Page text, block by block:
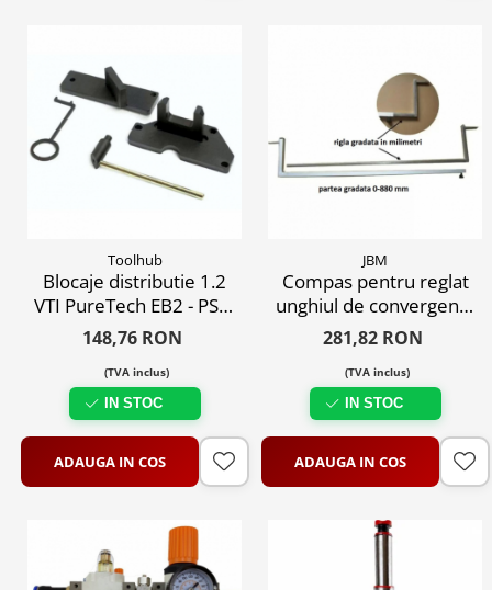
Toolhub
Blocaje distributie 1.2
VTI PureTech EB2 - PSA,
Citroen, Peugeot, DS,
Opel
148,76 RON
(TVA inclus)
IN STOC
ADAUGA IN COS
JBM
Compas pentru reglat
unghiul de convergenta
la roti
281,82 RON
(TVA inclus)
IN STOC
ADAUGA IN COS